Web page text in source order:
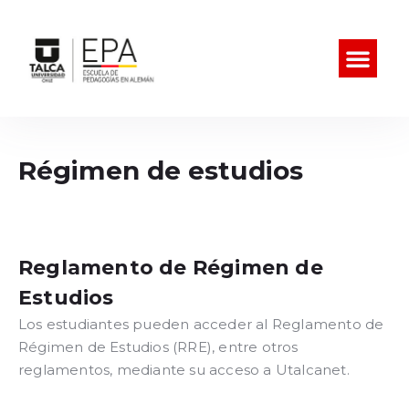
Régimen de estudios
Reglamento de Régimen de
Estudios
Los estudiantes pueden acceder al Reglamento de
Régimen de Estudios (RRE), entre otros
reglamentos, mediante su acceso a Utalcanet.